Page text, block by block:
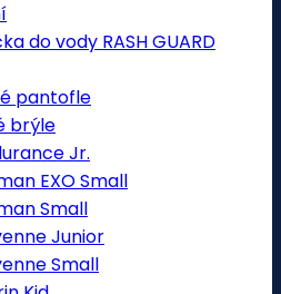
do vody RASH GUARD
pantofle
brýle
Jr.
EXO Small
Small
Junior
Small